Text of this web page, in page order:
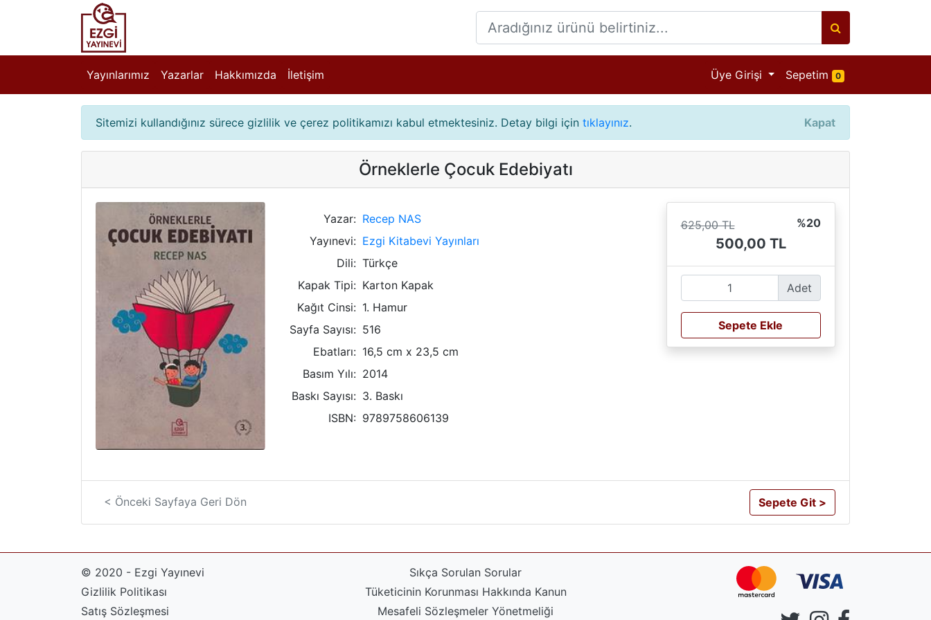
Sepetim 0 Ürün adeti
Üye Girişi
Yayınlarımız Yazarlar Hakkımızda İletişim
Sitemizi kullandığınız sürece gizlilik ve çerez politikamızı kabul etmektesiniz. Detay bilgi için tıklayınız. Kapat
Örneklerle Çocuk Edebiyatı
Yazar: Recep NAS
Yayınevi: Ezgi Kitabevi Yayınları
Dili: Türkçe
Kapak Tipi: Karton Kapak
Kağıt Cinsi: 1. Hamur
Sayfa Sayısı: 516
Ebatları: 16,5 cm x 23,5 cm
Basım Yılı: 2014
Baskı Sayısı: 3. Baskı
ISBN: 9789758606139
625,00 TL %20
500,00 TL
Adet
Sepete Ekle
< Önceki Sayfaya Geri Dön Sepete Git >
© 2020 - Ezgi Yayınevi
Gizlilik Politikası
Satış Sözleşmesi
Sıkça Sorulan Sorular
Tüketicinin Korunması Hakkında Kanun
Mesafeli Sözleşmeler Yönetmeliği